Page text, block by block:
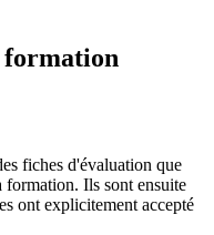
formation
fiches d'évaluation que
formation. Ils sont ensuite
ont explicitement accepté